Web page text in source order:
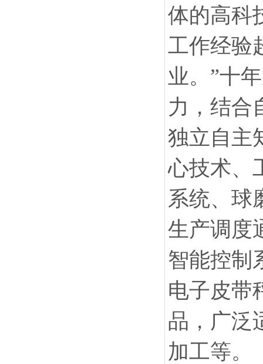
体的高科
工作经验
业。”十
力，结合
独立自主
心技术、
系统、球
生产调度
智能控制
电子皮带
品，广泛
加工等。